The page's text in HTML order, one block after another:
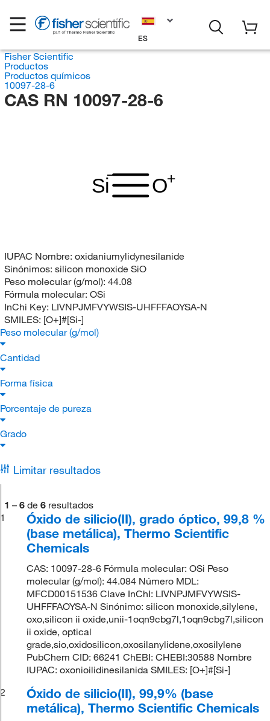
ES
Fisher Scientific
Productos
Productos químicos
10097-28-6
CAS RN 10097-28-6
O
Si
IUPAC Nombre: oxidaniumylidynesilanide
Sinónimos: silicon monoxide SiO
Peso molecular (g/mol): 44.08
Fórmula molecular: OSi
InChi Key: LIVNPJMFVYWSIS-UHFFFAOYSA-N
SMILES: [O+]#[Si-]
Peso molecular (g/mol)
Cantidad
Forma física
Porcentaje de pureza
Grado
Limitar resultados
1 – 6 de 6 resultados
1
Óxido de silicio(II), grado óptico, 99,8 %
(base metálica), Thermo Scientific
Chemicals
CAS: 10097-28-6 Fórmula molecular: OSi Peso
molecular (g/mol): 44.084 Número MDL:
MFCD00151536 Clave InChI: LIVNPJMFVYWSIS-
UHFFFAOYSA-N Sinónimo: silicon monoxide,silylene,
oxo,silicon ii oxide,unii-1oqn9cbg7l,1oqn9cbg7l,silicon
ii oxide, optical
grade,sio,oxidosilicon,oxosilanylidene,oxosilylene
PubChem CID: 66241 ChEBI: CHEBI:30588 Nombre
IUPAC: oxonioilidinesilanida SMILES: [O+]#[Si-]
2
Óxido de silicio(II), 99,9% (base
metálica), Thermo Scientific Chemicals